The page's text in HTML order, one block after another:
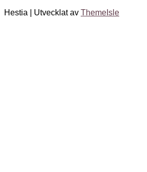
Hestia | Utvecklat av ThemeIsle